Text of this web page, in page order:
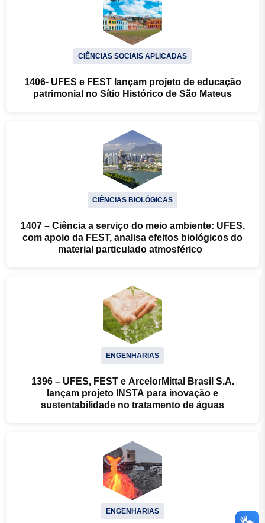
CIÊNCIAS SOCIAIS APLICADAS
1406- UFES e FEST lançam projeto de educação
patrimonial no Sítio Histórico de São Mateus
CIÊNCIAS BIOLÓGICAS
1407 – Ciência a serviço do meio ambiente: UFES,
com apoio da FEST, analisa efeitos biológicos do
ENGENHARIAS
1396 – UFES, FEST e ArcelorMittal Brasil S.A.
lançam projeto INSTA para inovação e
sustentabilidade no tratamento de águas
ENGENHARIAS